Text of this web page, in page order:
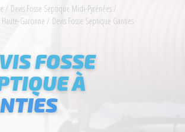
/ Devis Fosse Septique Midi-Pyrénées /
Garonne / Devis Fosse Septique Ganties
FOSSE
À